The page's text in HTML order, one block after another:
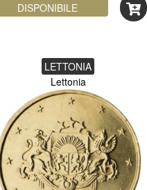
DISPONIBILE
LETTONIA
Lettonia